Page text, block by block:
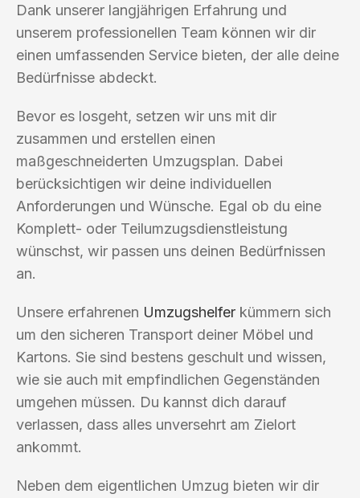
Dank unserer langjährigen Erfahrung und
unserem professionellen Team können wir dir
einen umfassenden Service bieten, der alle deine
Bedürfnisse abdeckt.
Bevor es losgeht, setzen wir uns mit dir
zusammen und erstellen einen
maßgeschneiderten Umzugsplan. Dabei
berücksichtigen wir deine individuellen
Anforderungen und Wünsche. Egal ob du eine
Komplett- oder Teilumzugsdienstleistung
wünschst, wir passen uns deinen Bedürfnissen
an.
Unsere erfahrenen Umzugshelfer kümmern sich
um den sicheren Transport deiner Möbel und
Kartons. Sie sind bestens geschult und wissen,
wie sie auch mit empfindlichen Gegenständen
umgehen müssen. Du kannst dich darauf
verlassen, dass alles unversehrt am Zielort
ankommt.
Neben dem eigentlichen Umzug bieten wir dir